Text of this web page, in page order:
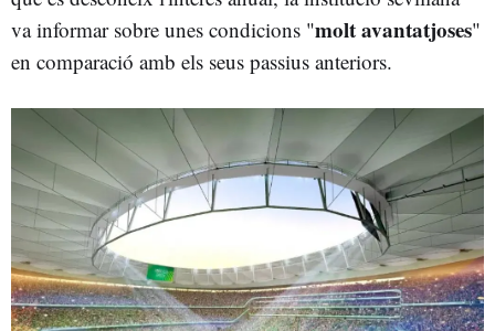
va informar sobre unes condicions "molt avantatjoses"
en comparació amb els seus passius anteriors.